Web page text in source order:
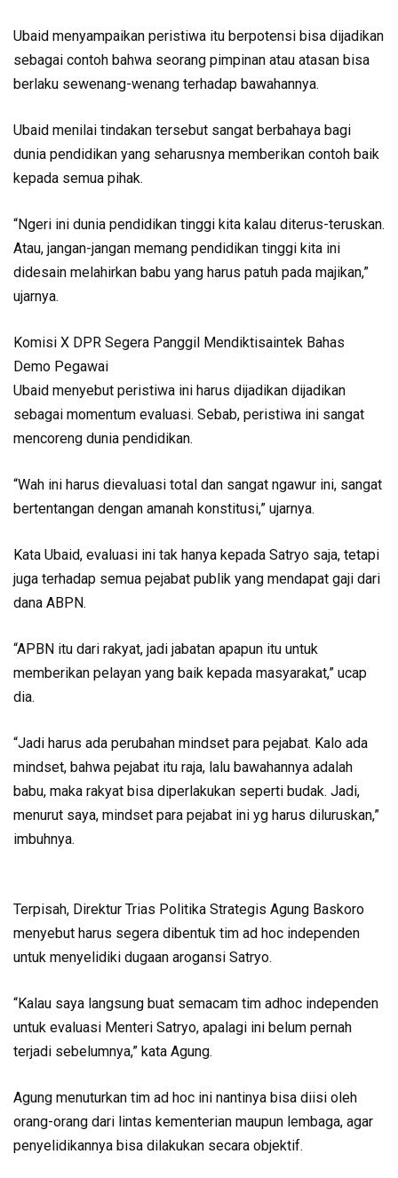
Ubaid menyampaikan peristiwa itu berpotensi bisa dijadikan
sebagai contoh bahwa seorang pimpinan atau atasan bisa
berlaku sewenang-wenang terhadap bawahannya.
Ubaid menilai tindakan tersebut sangat berbahaya bagi
dunia pendidikan yang seharusnya memberikan contoh baik
kepada semua pihak.
“Ngeri ini dunia pendidikan tinggi kita kalau diterus-teruskan.
Atau, jangan-jangan memang pendidikan tinggi kita ini
didesain melahirkan babu yang harus patuh pada majikan,”
ujarnya.
Komisi X DPR Segera Panggil Mendiktisaintek Bahas
Demo Pegawai
Ubaid menyebut peristiwa ini harus dijadikan dijadikan
sebagai momentum evaluasi. Sebab, peristiwa ini sangat
mencoreng dunia pendidikan.
“Wah ini harus dievaluasi total dan sangat ngawur ini, sangat
bertentangan dengan amanah konstitusi,” ujarnya.
Kata Ubaid, evaluasi ini tak hanya kepada Satryo saja, tetapi
juga terhadap semua pejabat publik yang mendapat gaji dari
dana ABPN.
“APBN itu dari rakyat, jadi jabatan apapun itu untuk
memberikan pelayan yang baik kepada masyarakat,” ucap
dia.
“Jadi harus ada perubahan mindset para pejabat. Kalo ada
mindset, bahwa pejabat itu raja, lalu bawahannya adalah
babu, maka rakyat bisa diperlakukan seperti budak. Jadi,
menurut saya, mindset para pejabat ini yg harus diluruskan,”
imbuhnya.
Terpisah, Direktur Trias Politika Strategis Agung Baskoro
menyebut harus segera dibentuk tim ad hoc independen
untuk menyelidiki dugaan arogansi Satryo.
“Kalau saya langsung buat semacam tim adhoc independen
untuk evaluasi Menteri Satryo, apalagi ini belum pernah
terjadi sebelumnya,” kata Agung.
Agung menuturkan tim ad hoc ini nantinya bisa diisi oleh
orang-orang dari lintas kementerian maupun lembaga, agar
penyelidikannya bisa dilakukan secara objektif.